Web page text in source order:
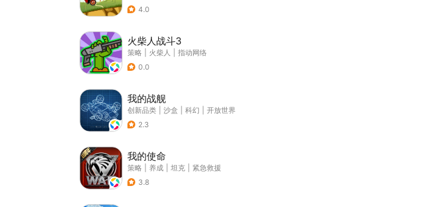
4.0
火柴人战斗3
策略 火柴人
指动网络
0.0
我的战舰
创新品类 沙盒 科幻
开放世界
2.3
我的使命
策略 养成 坦克
紧急救援
3.8